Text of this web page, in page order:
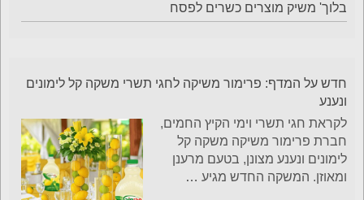
בלוך' משיק מוצרים כשרים לפסח
חדש על המדף: פרימור משיקה לחגי תשרי משקה קל לימונים
ונענע
לקראת חגי תשרי וימי הקיץ החמים,
חברת פרימור משיקה משקה קל
לימונים ונענע מצונן, בטעם מרענן
ומאוזן. המשקה החדש מגיע …